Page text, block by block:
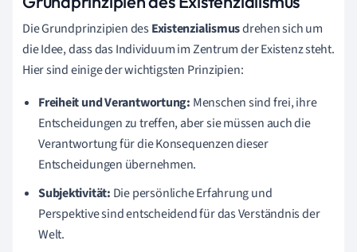
Die Grundprinzipien desExistenzialismusdrehen sich um
die Idee, dass das Individuum im Zentrum der Existenz steht.
Hier sind einige der wichtigsten Prinzipien:
Freiheit und Verantwortung: Menschen sind frei, ihre
Entscheidungen zu treffen, aber sie müssen auch die
Verantwortung für die Konsequenzen dieser
Entscheidungen übernehmen.
Subjektivität: Die persönliche Erfahrung und
Perspektive sind entscheidend für das Verständnis der
Welt.